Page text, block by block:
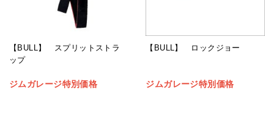
【BULL】 スプリットストラ
ップ
ジムガレージ特別価格
【BULL】 ロックジョー
ジムガレージ特別価格